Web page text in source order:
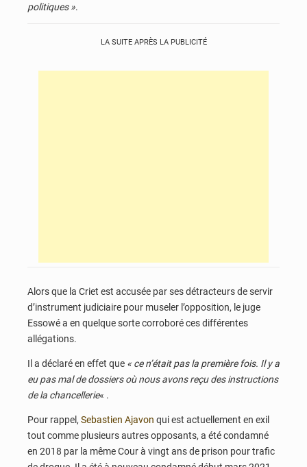
politiques ».
LA SUITE APRÈS LA PUBLICITÉ
Alors que la Criet est accusée par ses détracteurs de servir
d’instrument judiciaire pour museler l’opposition, le juge
Essowé a en quelque sorte corroboré ces différentes
allégations.
Il a déclaré en effet que « ce n’était pas la première fois. Il y a
eu pas mal de dossiers où nous avons reçu des instructions
de la chancellerie« .
Pour rappel, Sebastien Ajavon qui est actuellement en exil
tout comme plusieurs autres opposants, a été condamné
en 2018 par la même Cour à vingt ans de prison pour trafic